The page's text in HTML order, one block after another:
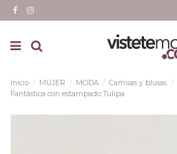
Inicio MUJER MODA Camisas y blusas
Fantástica con estampado Tulipa